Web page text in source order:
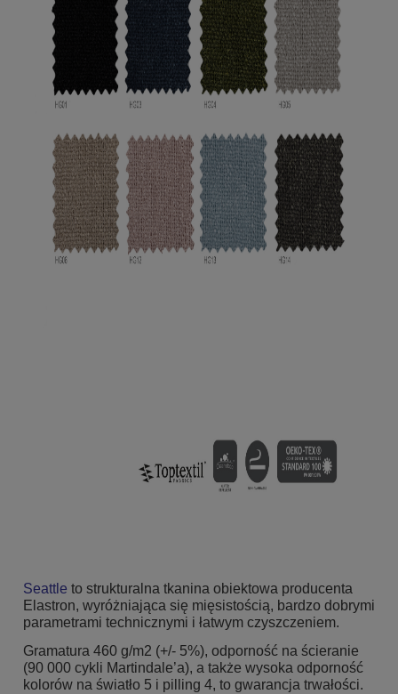
Seattle to strukturalna tkanina obiektowa producenta
Elastron, wyróżniająca się mięsistością, bardzo dobrymi
parametrami technicznymi i łatwym czyszczeniem.
Gramatura 460 g/m2 (+/- 5%), odporność na ścieranie
(90 000 cykli Martindale’a), a także wysoka odporność
kolorów na światło 5 i pilling 4, to gwarancja trwałości.